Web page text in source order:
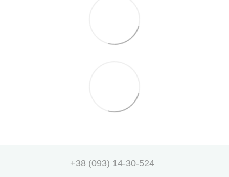
+38 (093) 14-30-524